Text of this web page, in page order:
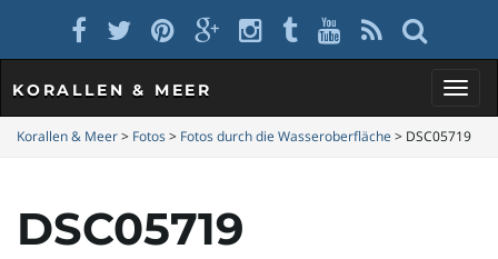
S
KORALLEN & MEER
Korallen & Meer> Fotos > Fotos durch die Wasseroberfläche > DSC05719
DSC05719